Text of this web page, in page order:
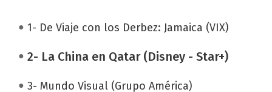
1- De Viaje con los Derbez: Jamaica (VIX)
2- La China en Qatar (Disney - Star+)
3- Mundo Visual (Grupo América)